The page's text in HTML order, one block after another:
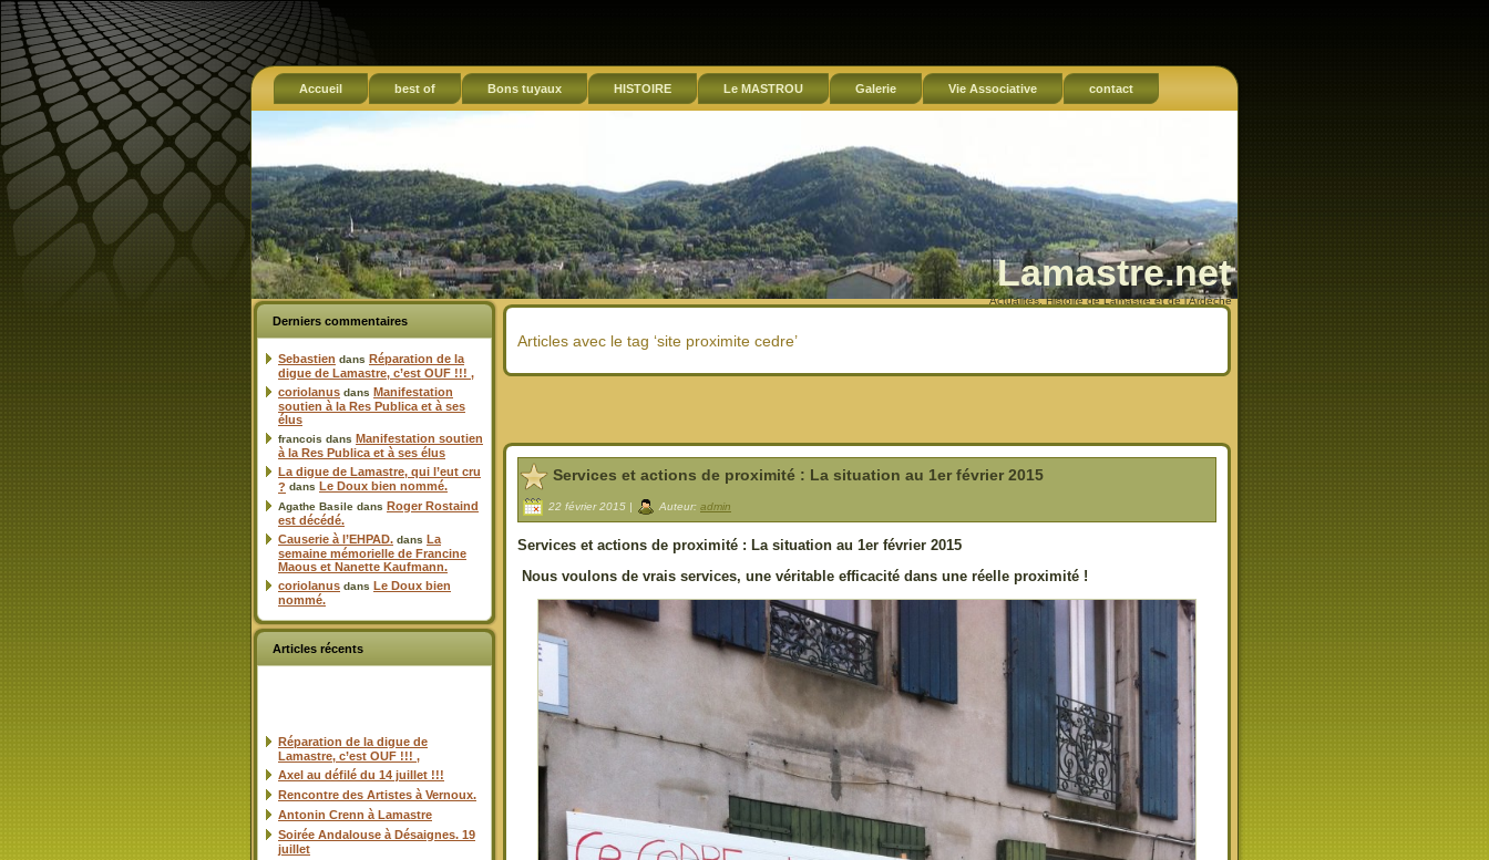
Accueil best of Bons tuyaux HISTOIRE Le MASTROU Galerie Vie Associative contact
Lamastre.net
Actualités, Histoire de Lamastre et de l'Ardèche
Derniers commentaires
Sebastien dans Réparation de la
digue de Lamastre, c’est OUF !!! ,
coriolanus dans Manifestation
soutien à la Res Publica et à ses
élus
francois dans Manifestation soutien
à la Res Publica et à ses élus
La digue de Lamastre, qui l’eut cru
? dans Le Doux bien nommé.
Agathe Basile dans Roger Rostaind
est décédé.
Causerie à l’EHPAD. dans La
semaine mémorielle de Francine
Maous et Nanette Kaufmann.
coriolanus dans Le Doux bien
nommé.
Articles récents
Réparation de la digue de
Lamastre, c’est OUF !!! ,
Axel au défilé du 14 juillet !!!
Rencontre des Artistes à Vernoux.
Antonin Crenn à Lamastre
Soirée Andalouse à Désaignes. 19
juillet
Articles avec le tag ‘site proximite cedre’
Services et actions de proximité : La situation au 1er février 2015
22 février 2015 | Auteur: admin
Services et actions de proximité : La situation au 1er février 2015
Nous voulons de vrais services, une véritable efficacité dans une réelle proximité !